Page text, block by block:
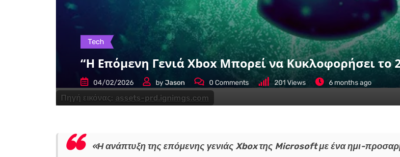
Πηγή εικόνας: assets-prd.ignimgs.com
Tech
“Η Επόμενη Γενιά Xbox Μπορεί να Κυκλοφορήσει το
04/02/2026 byJason 0 Comments 201Views 6 months ago
«Η ανάπτυξη της επόμενης γενιάς Xbox της Microsoft με ένα ημι-